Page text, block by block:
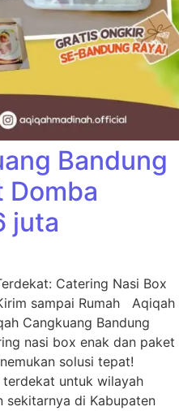
Bandung
Domba
juta
Catering Nasi Box
sampai Rumah Aqiqah
Cangkuang Bandung
nasi box enak dan paket
solusi tepat!
terdekat untuk wilayah
sekitarnya di Kabupaten